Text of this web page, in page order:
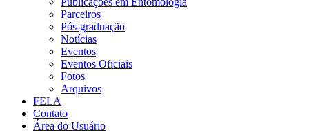
Parceiros
Pós-graduação
Notícias
Eventos
Eventos Oficiais
Fotos
Arquivos
FELA
Contato
Área do Usuário